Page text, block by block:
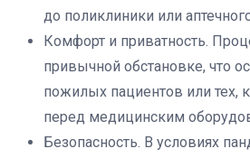
до поликлиники или
Комфорт и приватность.
привычной обстановке, что
пожилых пациентов или тех,
перед медицинским
Безопасность. В условиях